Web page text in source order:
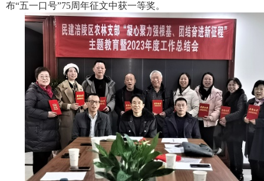
布“五一口号”75周年征文中获一等奖。